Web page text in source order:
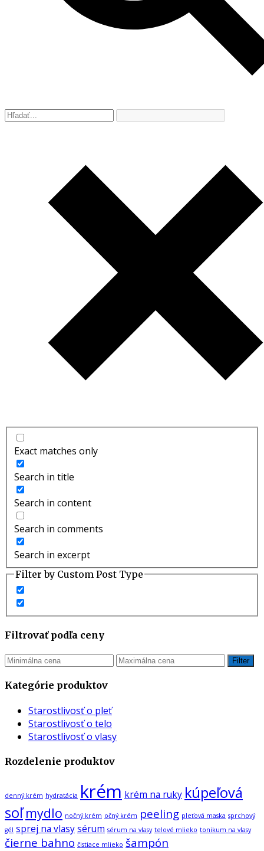
Exact matches only
Search in title
Search in content
Search in comments
Search in excerpt
Filter by Custom Post Type
Filtrovať podľa ceny
Filter
Kategórie produktov
Starostlivosť o pleť
Starostlivosť o telo
Starostlivosť o vlasy
Rozdelenie produktov
denný krém hydratácia krém krém na ruky kúpeľová
soľ mydlo nočný krém očný krém peeling pleťová maska sprchový
gél sprej na vlasysérum sérum na vlasy telové mlieko tonikum na vlasy
čierne bahno čistiace mlieko šampón